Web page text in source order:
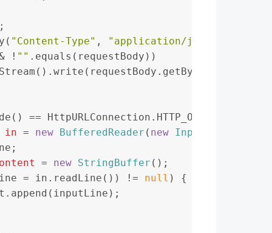
"Content-Type" , "application/json"
! "" .equals(requestBody))
== HttpURLConnection.HTTP_OK) {
in = new BufferedReader ( new
= new StringBuffer ();
= in.readLine()) != null ) {